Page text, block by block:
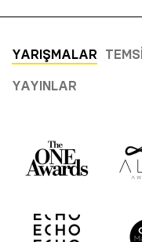
YARIŞMALAR
YAYINLAR